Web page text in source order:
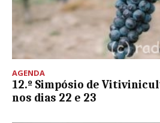
AGENDA
12.º Simpósio de
nos dias 22 e 23